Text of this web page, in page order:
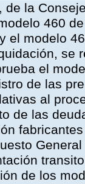
de la
460
el modelo
se
el
de las
al
de las
de los